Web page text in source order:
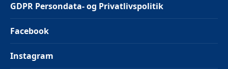
GDPR Persondata- og Privatlivspolitik
Facebook
Instagram